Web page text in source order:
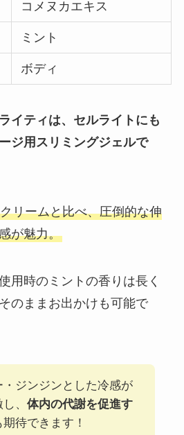
コメヌカエキス
ミント
ボディ
イティは、セルライトにも
ジ用スリミングジェルで
リームと比べ、圧倒的な伸
が魅力。
用時のミントの香りは長く
のままお出かけも可能で
・ジンジンとした冷感が
、 体内の代謝を促進す
期待できます！